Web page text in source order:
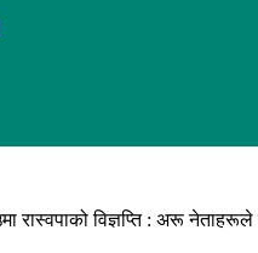
रास्वपाको विज्ञप्ति : अरू नेताहरूले